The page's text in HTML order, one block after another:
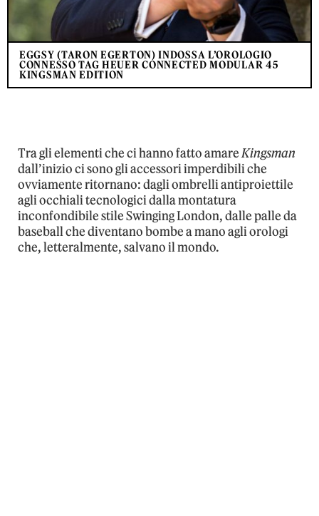
EGGSY (TARON EGERTON) INDOSSA L’OROLOGIO
CONNESSO TAG HEUER CONNECTED MODULAR 45
KINGSMAN EDITION
Tra gli elementi che ci hanno fatto amareKingsman
dall’inizio ci sono gli accessori imperdibili che
ovviamente ritornano: dagli ombrelli antiproiettile
agli occhiali tecnologici dalla montatura
inconfondibile stile Swinging London, dalle palle da
baseball che diventano bombe a mano agli orologi
che, letteralmente, salvano il mondo.